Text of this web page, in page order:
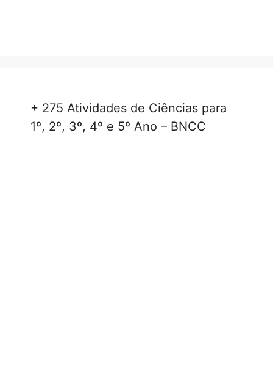
+ 275 Atividades de Ciências para
1º, 2º, 3º, 4º e 5º Ano – BNCC